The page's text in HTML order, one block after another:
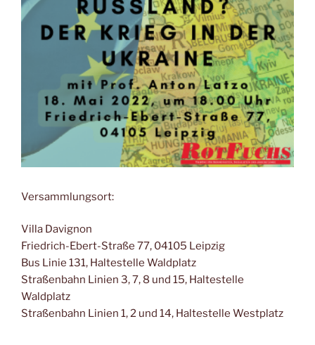
Versammlungsort:
Villa Davignon
Friedrich-Ebert-Straße 77, 04105 Leipzig
Bus Linie 131, Haltestelle Waldplatz
Straßenbahn Linien 3, 7, 8 und 15, Haltestelle
Waldplatz
Straßenbahn Linien 1, 2 und 14, Haltestelle Westplatz